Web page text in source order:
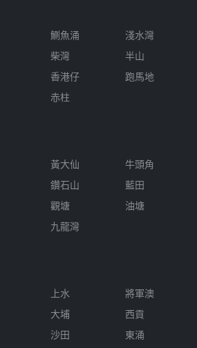
鰂魚涌
柴灣
香港仔
赤柱
淺水灣
半山
跑馬地
黃大仙
鑽石山
觀塘
九龍灣
牛頭角
藍田
油塘
上水
大埔
沙田
將軍澳
西貢
東涌